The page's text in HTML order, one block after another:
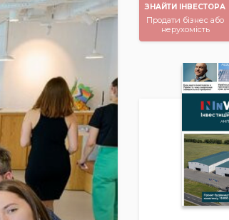
ЗНАЙТИ ІНВЕСТОРА
Продати бізнес або
нерухомість